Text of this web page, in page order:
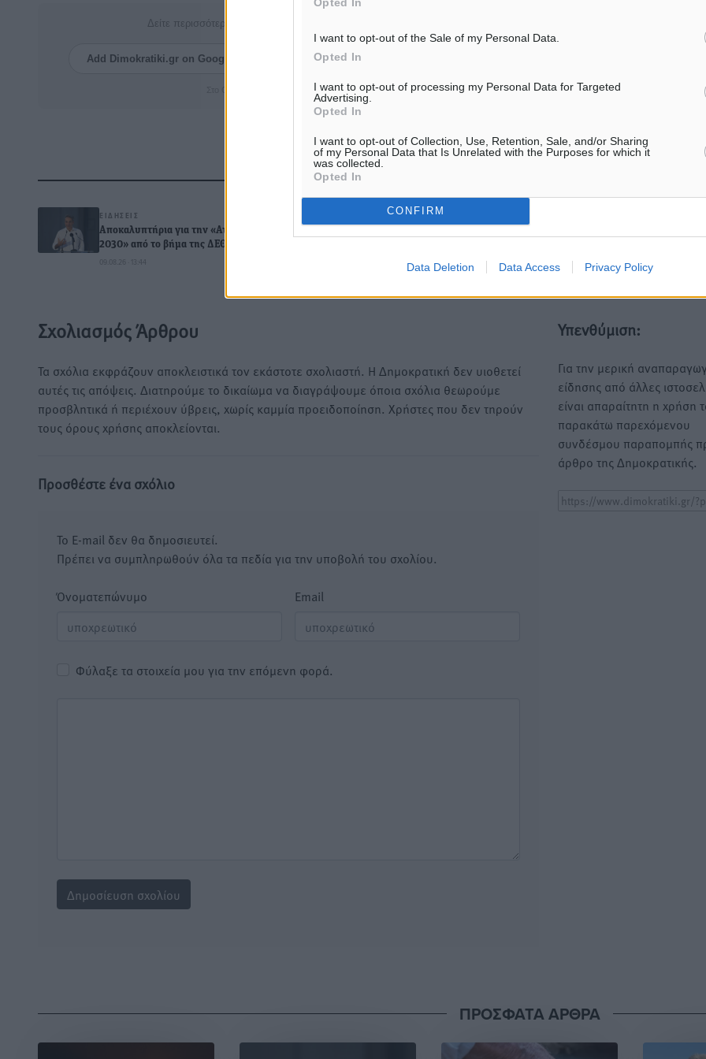
I want to opt-out of the Sale of my Personal Data.
Opted In
I want to opt-out of processing my Personal Data for Targeted
Advertising.
Opted In
I want to opt-out of Collection, Use, Retention, Sale, and/or Sharing
of my Personal Data that Is Unrelated with the Purposes for which it
was collected.
Opted In
CONFIRM
Data Deletion Data Access Privacy Policy
Δείτε περισσότερα άρθρα μας στα αποτελέσματα αναζήτησης
Add Dimokratiki.gr on Google ↗ Ακολουθήστε μας στο Google News ★ ↗
Στο Google News πατήστε ★ Ακολουθήστε
ΔΙΑΒΑΣΕ ΕΠΙΣΗΣ
ΕΙΔΉΣΕΙΣ
Αποκαλυπτήρια για την «Ατζέντα
2030» από το βήμα της ΔΕΘ
09.08.26 · 13:44
ΕΙΔΉΣΕΙΣ
πλήρη ετοιμότητα ο μηχανισμός
09.08.26 · 10:24
Σχολιασμός Άρθρου
Τα σχόλια εκφράζουν αποκλειστικά τον εκάστοτε σχολιαστή. Η Δημοκρατική δεν υιοθετεί
αυτές τις απόψεις. Διατηρούμε το δικαίωμα να διαγράψουμε όποια σχόλια θεωρούμε
προσβλητικά ή περιέχουν ύβρεις, χωρίς καμμία προειδοποίηση. Χρήστες που δεν τηρούν
τους όρους χρήσης αποκλείονται.
Προσθέστε ένα σχόλιο
Το E-mail δεν θα δημοσιευτεί.
Πρέπει να συμπληρωθούν όλα τα πεδία για την υποβολή του σχολίου.
Όνοματεπώνυμο Email
Φύλαξε τα στοιχεία μου για την επόμενη φορά.
Υπενθύμιση:
Για την μερική
είδησης από άλλες
είναι απαραίτητη η χρήση
παρακάτω παρεχόμενου
συνδέσμου παραπομπής
άρθρο της Δημοκρατικής.
ΠΡΟΣΦΑΤΑ ΑΡΘΡΑ